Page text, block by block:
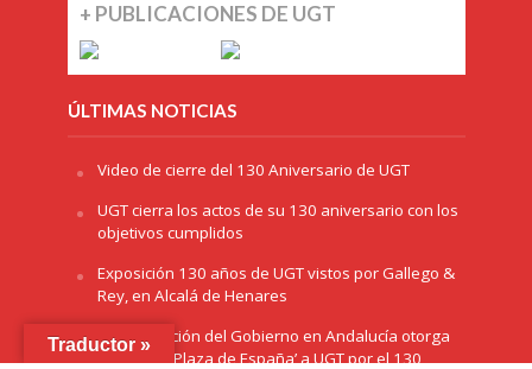
+ PUBLICACIONES DE UGT
ÚLTIMAS NOTICIAS
Video de cierre del 130 Aniversario de UGT
UGT cierra los actos de su 130 aniversario con los
objetivos cumplidos
Exposición 130 años de UGT vistos por Gallego &
Rey, en Alcalá de Henares
La Delegación del Gobierno en Andalucía otorga
el premio ‘Plaza de España’ a UGT por el 130
Traductor »